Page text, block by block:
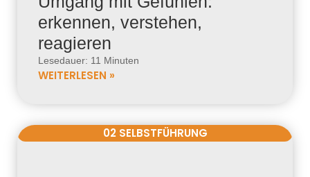
erkennen, verstehen,
reagieren
Lesedauer: 11 Minuten
WEITERLESEN »
02 SELBSTFÜHRUNG